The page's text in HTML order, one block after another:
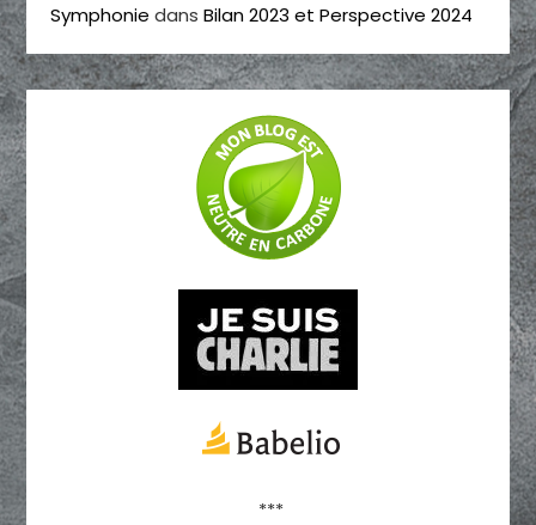
Symphonie dansBilan 2023 et Perspective 2024
***